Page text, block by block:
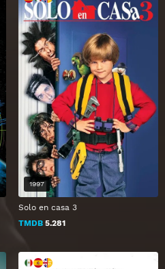
Solo en casa 3
TMDB 5.281
1997